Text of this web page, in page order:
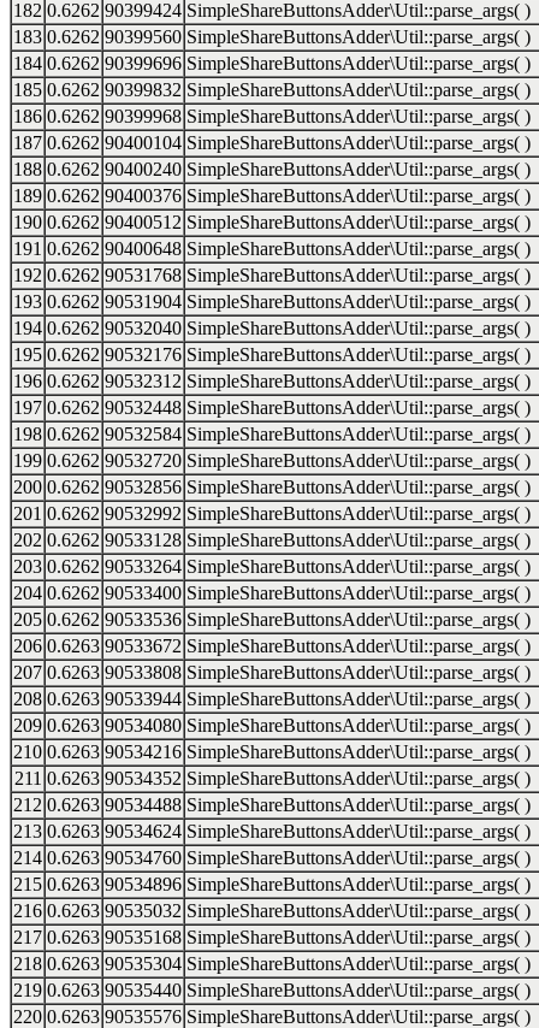
182 0.6262 90399424 SimpleShareButtonsAdder\Util::parse_args( )
183 0.6262 90399560 SimpleShareButtonsAdder\Util::parse_args( )
184 0.6262 90399696 SimpleShareButtonsAdder\Util::parse_args( )
185 0.6262 90399832 SimpleShareButtonsAdder\Util::parse_args( )
186 0.6262 90399968 SimpleShareButtonsAdder\Util::parse_args( )
187 0.6262 90400104 SimpleShareButtonsAdder\Util::parse_args( )
188 0.6262 90400240 SimpleShareButtonsAdder\Util::parse_args( )
189 0.6262 90400376 SimpleShareButtonsAdder\Util::parse_args( )
190 0.6262 90400512 SimpleShareButtonsAdder\Util::parse_args( )
191 0.6262 90400648 SimpleShareButtonsAdder\Util::parse_args( )
192 0.6262 90531768 SimpleShareButtonsAdder\Util::parse_args( )
193 0.6262 90531904 SimpleShareButtonsAdder\Util::parse_args( )
194 0.6262 90532040 SimpleShareButtonsAdder\Util::parse_args( )
195 0.6262 90532176 SimpleShareButtonsAdder\Util::parse_args( )
196 0.6262 90532312 SimpleShareButtonsAdder\Util::parse_args( )
197 0.6262 90532448 SimpleShareButtonsAdder\Util::parse_args( )
198 0.6262 90532584 SimpleShareButtonsAdder\Util::parse_args( )
199 0.6262 90532720 SimpleShareButtonsAdder\Util::parse_args( )
200 0.6262 90532856 SimpleShareButtonsAdder\Util::parse_args( )
201 0.6262 90532992 SimpleShareButtonsAdder\Util::parse_args( )
202 0.6262 90533128 SimpleShareButtonsAdder\Util::parse_args( )
203 0.6262 90533264 SimpleShareButtonsAdder\Util::parse_args( )
204 0.6262 90533400 SimpleShareButtonsAdder\Util::parse_args( )
205 0.6262 90533536 SimpleShareButtonsAdder\Util::parse_args( )
206 0.6263 90533672 SimpleShareButtonsAdder\Util::parse_args( )
207 0.6263 90533808 SimpleShareButtonsAdder\Util::parse_args( )
208 0.6263 90533944 SimpleShareButtonsAdder\Util::parse_args( )
209 0.6263 90534080 SimpleShareButtonsAdder\Util::parse_args( )
210 0.6263 90534216 SimpleShareButtonsAdder\Util::parse_args( )
211 0.6263 90534352 SimpleShareButtonsAdder\Util::parse_args( )
212 0.6263 90534488 SimpleShareButtonsAdder\Util::parse_args( )
213 0.6263 90534624 SimpleShareButtonsAdder\Util::parse_args( )
214 0.6263 90534760 SimpleShareButtonsAdder\Util::parse_args( )
215 0.6263 90534896 SimpleShareButtonsAdder\Util::parse_args( )
216 0.6263 90535032 SimpleShareButtonsAdder\Util::parse_args( )
217 0.6263 90535168 SimpleShareButtonsAdder\Util::parse_args( )
218 0.6263 90535304 SimpleShareButtonsAdder\Util::parse_args( )
219 0.6263 90535440 SimpleShareButtonsAdder\Util::parse_args( )
220 0.6263 90535576 SimpleShareButtonsAdder\Util::parse_args( )